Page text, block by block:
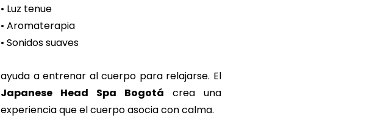
• Luz tenue
• Aromaterapia
• Sonidos suaves
Japanese Head Spa Bogotá crea una
experiencia que el cuerpo asocia con calma.